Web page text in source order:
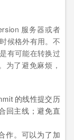
服务器或者
候格外有用。不
有可能在转换过
为了避免麻烦，
的线性提交历
回主线；避免直
作。可以为了加